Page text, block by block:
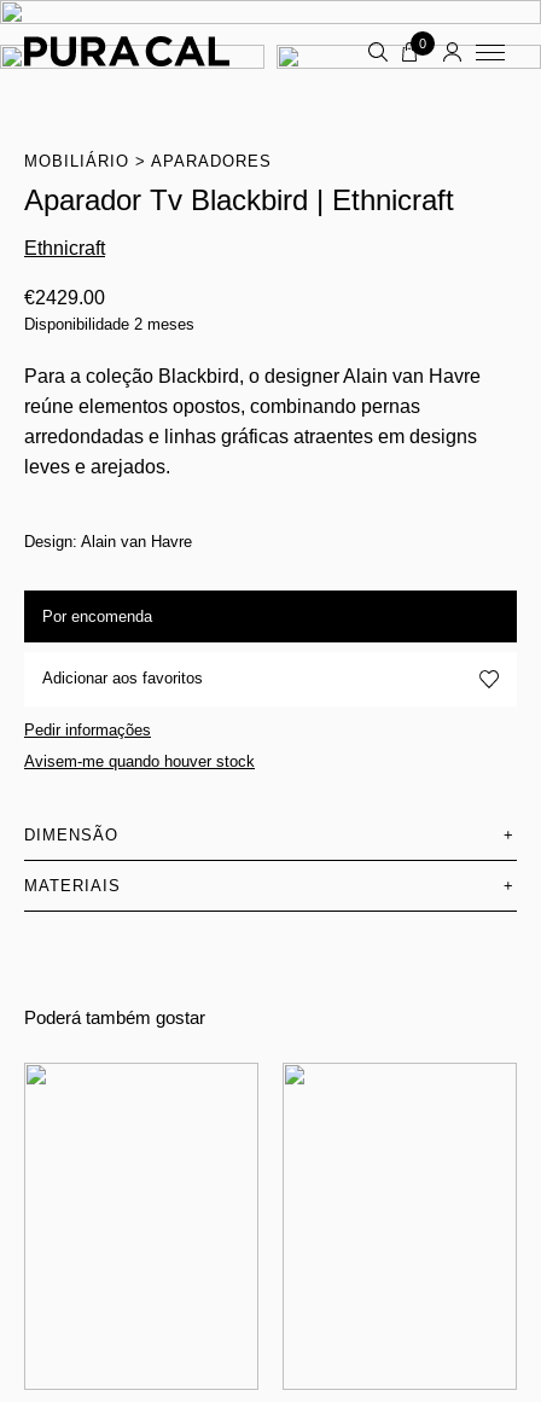
0
MOBILIÁRIO APARADORES
Aparador Tv Blackbird | Ethnicraft
Ethnicraft
€2429.00
Disponibilidade 2 meses
Para a coleção Blackbird, o designer Alain van Havre
reúne elementos opostos, combinando pernas
arredondadas e linhas gráficas atraentes em designs
leves e arejados.
Design: Alain van Havre
Por encomenda
Adicionar aos favoritos
Pedir informações
Avisem-me quando houver stock
DIMENSÃO +
MATERIAIS +
Poderá também gostar